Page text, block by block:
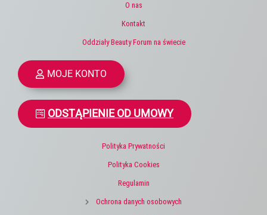
O nas
Kontakt
Oddziały Beauty Forum na świecie
MOJE KONTO
ODSTĄPIENIE OD UMOWY
Polityka Prywatności
Polityka Cookies
Regulamin
Ochrona danych osobowych